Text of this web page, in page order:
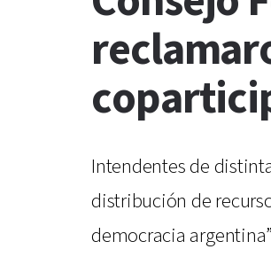
Intendentes de
distribución de
democracia